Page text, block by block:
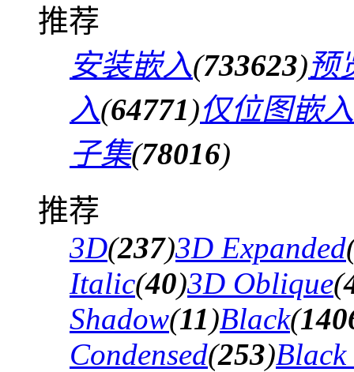
推荐
安装嵌入(733623)预
入(64771)仅位图嵌入
子集(78016)
推荐
3D(237)3D Expanded
Italic(40)3D Oblique(
Shadow(11)Black(
Condensed(253)Black